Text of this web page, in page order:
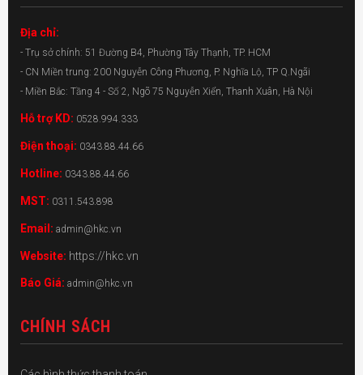
Địa chỉ:
- Trụ sở chính: 51 Đường B4, Phường Tây Thạnh, TP. HCM
- CN Miền trung: 200 Nguyễn Công Phương, P. Nghĩa Lộ, TP Q.Ngãi
- Miền Bắc: Tầng 4 - Số 2, Ngõ 75 Nguyễn Xiển, Thanh Xuân, Hà Nội
Hỗ trợ KD: 0528.994.333
Điện thoại: 0343.88.44.66
Hotline: 0343.88.44.66
MST: 0311.543.898
Email: admin@hkc.vn
Website: https://hkc.vn
Báo Giá: admin@hkc.vn
CHÍNH SÁCH